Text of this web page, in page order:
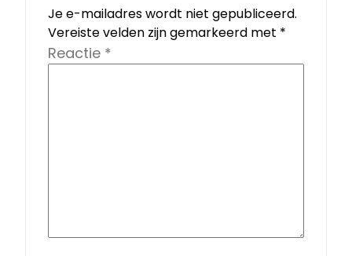
Je e-mailadres wordt niet gepubliceerd.
Vereiste velden zijn gemarkeerd met *
Reactie *